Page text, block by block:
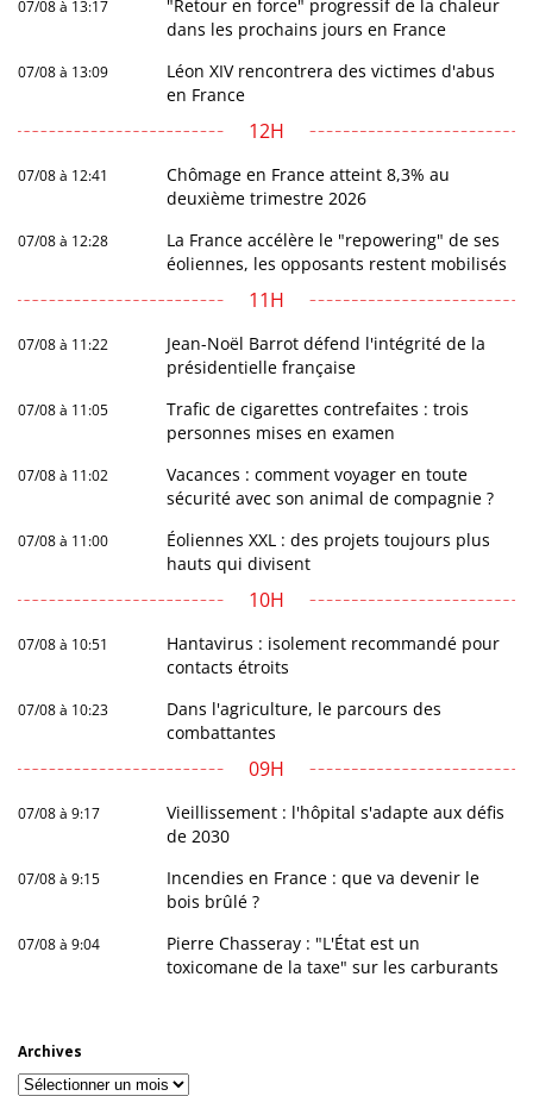
07/08 à 13:17
"Retour en force" progressif de la chaleur
dans les prochains jours en France
07/08 à 13:09
Léon XIV rencontrera des victimes d'abus
en France
12H
07/08 à 12:41
Chômage en France atteint 8,3% au
deuxième trimestre 2026
07/08 à 12:28
La France accélère le "repowering" de ses
éoliennes, les opposants restent mobilisés
11H
07/08 à 11:22
Jean-Noël Barrot défend l'intégrité de la
présidentielle française
07/08 à 11:05
Trafic de cigarettes contrefaites : trois
personnes mises en examen
07/08 à 11:02
Vacances : comment voyager en toute
sécurité avec son animal de compagnie ?
07/08 à 11:00
Éoliennes XXL : des projets toujours plus
hauts qui divisent
10H
07/08 à 10:51
Hantavirus : isolement recommandé pour
contacts étroits
07/08 à 10:23
Dans l'agriculture, le parcours des
combattantes
09H
07/08 à 9:17
Vieillissement : l'hôpital s'adapte aux défis
de 2030
07/08 à 9:15
Incendies en France : que va devenir le
bois brûlé ?
07/08 à 9:04
Pierre Chasseray : "L'État est un
toxicomane de la taxe" sur les carburants
Archives
Archives